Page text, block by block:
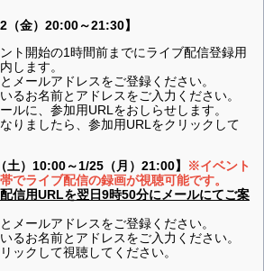
（金）20:00～21:30】
ト開始の1時間前までにライブ配信登録用
します。
メールアドレスをご登録ください。
るお名前とアドレスをご入力ください。
ルに、参加用URLをおしらせします。
りましたら、参加用URLをクリックして
土）10:00～1/25（月）21:00】
※イベント
でライブ配信の録画が視聴可能です。
信用URLを翌日9時50分にメールにてご案
メールアドレスをご登録ください。
るお名前とアドレスをご入力ください。
ックして視聴してください。